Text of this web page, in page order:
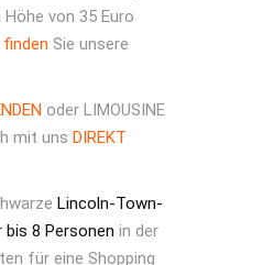
von 35 Euro
finden Sie unsere
oder LIMOUSINE
mit uns DIREKT
Lincoln-Town-
8 Personen in der
für eine Shopping